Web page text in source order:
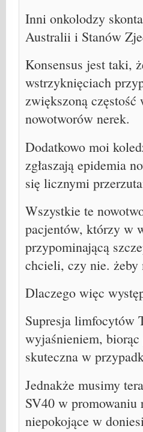
Inni onkolodzy
Australii i Stanów
Konsensus jest taki,
wstrzyknięciach
zwiększoną częstość
nowotworów nerek.
Dodatkowo moi
zgłaszają epidemia
się licznymi
Wszystkie te
pacjentów, którzy w
przypominającą
chcieli, czy nie. żeby
Dlaczego więc
Supresja limfocytów
wyjaśnieniem,
skuteczna w
Jednakże musimy
SV40 w promowaniu
niepokojące w